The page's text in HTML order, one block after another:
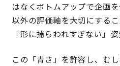
はなくボトムアップで企画
以外の評価軸を大切にするこ
「形に捕らわれすぎない」
この「青さ」を許容し、む